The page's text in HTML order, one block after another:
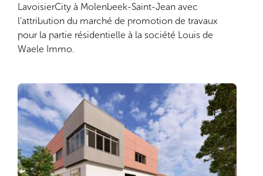
LavoisierCity à Molenbeek-Saint-Jean avec
l’attribution du marché de promotion de travaux
pour la partie résidentielle à la société Louis de
Waele Immo.